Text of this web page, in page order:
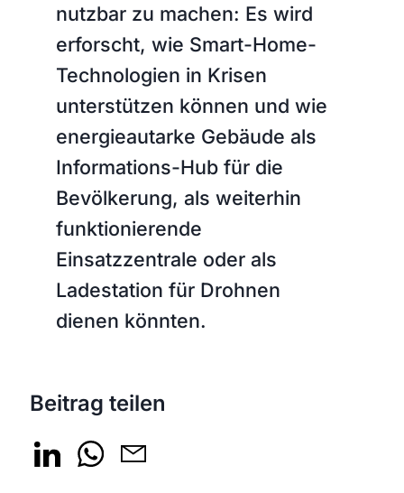
nutzbar zu machen: Es wird
erforscht, wie Smart-Home-
Technologien in Krisen
unterstützen können und wie
energieautarke Gebäude als
Informations-Hub für die
Bevölkerung, als weiterhin
funktionierende
Einsatzzentrale oder als
Ladestation für Drohnen
dienen könnten.
Beitrag teilen